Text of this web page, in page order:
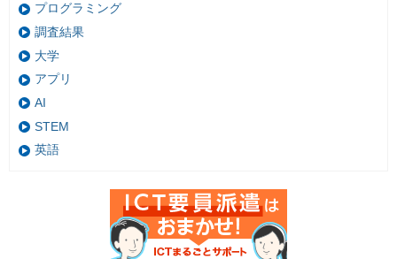
プログラミング
調査結果
大学
アプリ
AI
STEM
英語